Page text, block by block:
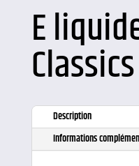
E
Description
Informations